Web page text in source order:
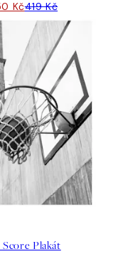
Kč419 Kč
Score Plakát